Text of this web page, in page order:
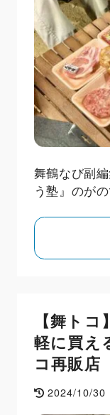
舞鶴なび副
う塾』のがの
【舞ト
軽に買え
コ再販店
2024/10/30